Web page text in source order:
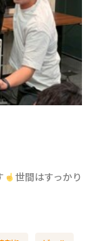
世間はすっかり